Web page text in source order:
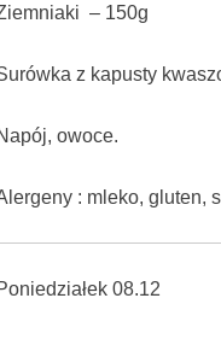
– 150g
z kapusty
owoce.
: mleko, gluten,
08.12